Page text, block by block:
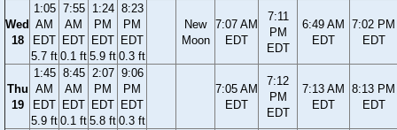
Wed
18
1:05
AM
EDT
5.7 ft
7:55
AM
EDT
0.1 ft
1:24
PM
EDT
5.9 ft
8:23
PM
EDT
0.3 ft
New
Moon
7:07 AM
EDT
7:11
PM
EDT
6:49 AM
EDT
7:02 PM
EDT
Thu
19
1:45
AM
EDT
5.9 ft
8:45
AM
EDT
0.1 ft
2:07
PM
EDT
5.8 ft
9:06
PM
EDT
0.3 ft
7:05 AM
EDT
7:12
PM
EDT
7:13 AM
EDT
8:13 PM
EDT